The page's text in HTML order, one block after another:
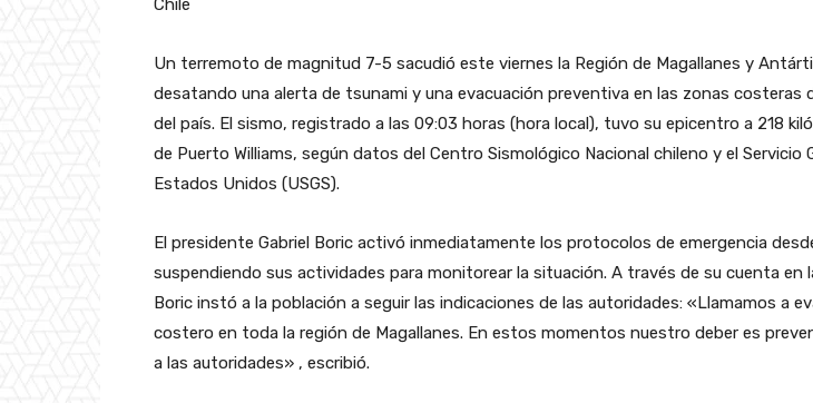
Chile
Un terremoto de magnitud 7-5 sacudió este viernes la Región de Magallanes y
desatando una alerta de tsunami y una evacuación preventiva en las zonas costeras
del país. El sismo, registrado a las 09:03 horas (hora local), tuvo su epicentro a 218
de Puerto Williams, según datos del Centro Sismológico Nacional chileno y el Servicio
Estados Unidos (USGS).
El presidente Gabriel Boric activó inmediatamente los protocolos de emergencia
suspendiendo sus actividades para monitorear la situación. A través de su cuenta en
Boric instó a la población a seguir las indicaciones de las autoridades: «Llamamos a
costero en toda la región de Magallanes. En estos momentos nuestro deber es
a las autoridades» , escribió.